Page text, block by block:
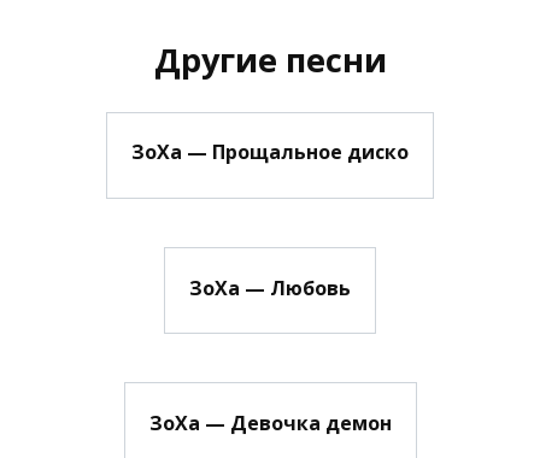
Другие песни
ЗоХа — Прощальное диско
ЗоХа — Любовь
ЗоХа — Девочка демон